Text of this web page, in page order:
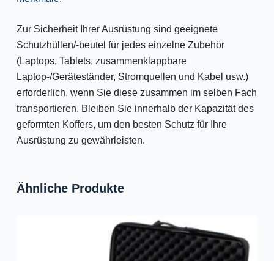
Zur Sicherheit Ihrer Ausrüstung sind geeignete
Schutzhüllen/-beutel für jedes einzelne Zubehör
(Laptops, Tablets, zusammenklappbare
Laptop-/Geräteständer, Stromquellen und Kabel usw.)
erforderlich, wenn Sie diese zusammen im selben Fach
transportieren. Bleiben Sie innerhalb der Kapazität des
geformten Koffers, um den besten Schutz für Ihre
Ausrüstung zu gewährleisten.
Ähnliche Produkte